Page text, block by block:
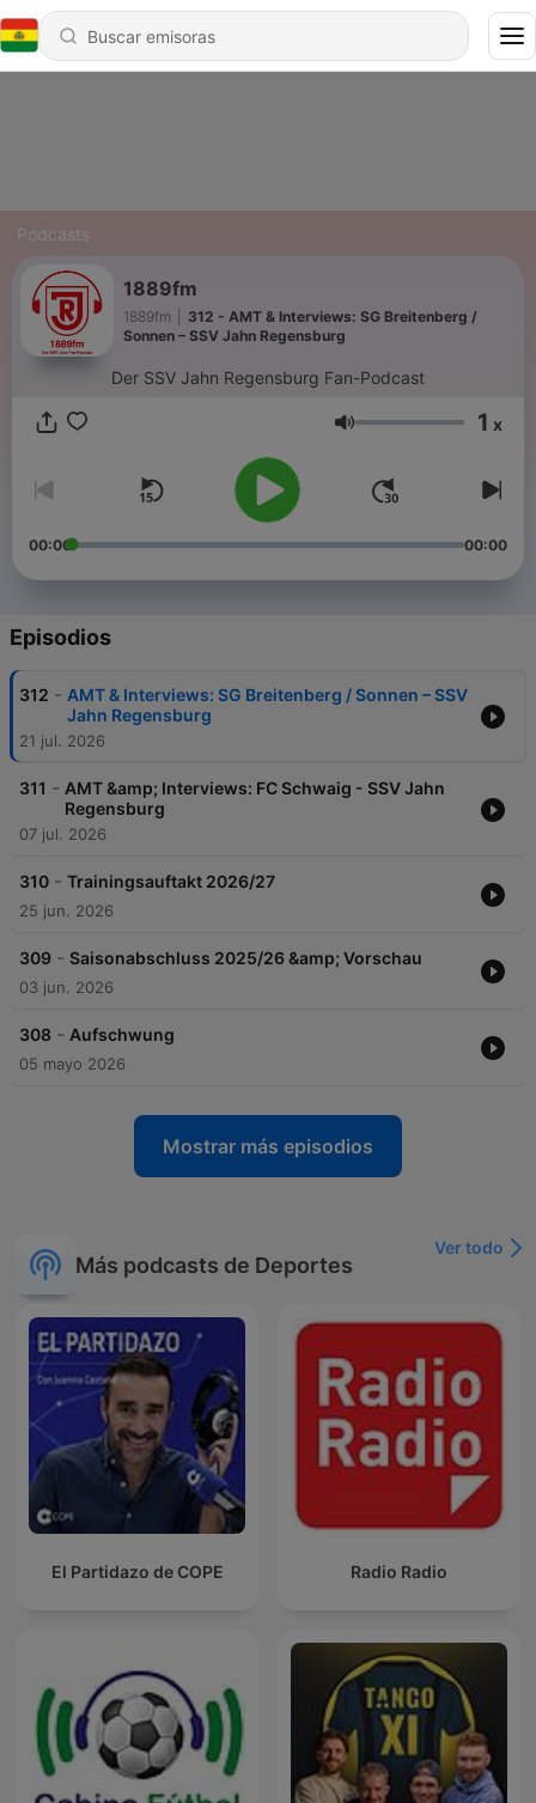
Podcasts
1889fm
1889fm
312 - AMT & Interviews: SG Breitenberg /
Sonnen – SSV Jahn Regensburg
Der SSV Jahn Regensburg Fan-Podcast
Volumen 1 x
00:00 00:00
Episodios
312 - AMT & Interviews: SG Breitenberg / Sonnen – SSV
Jahn Regensburg
21 jul. 2026
311 - AMT &amp; Interviews: FC Schwaig - SSV Jahn
Regensburg
07 jul. 2026
310 - Trainingsauftakt 2026/27
25 jun. 2026
309 - Saisonabschluss 2025/26 &amp; Vorschau
03 jun. 2026
308 - Aufschwung
05 mayo 2026
Mostrar más episodios
Más podcasts de Deportes
Ver todo
El Partidazo de COPE Radio Radio